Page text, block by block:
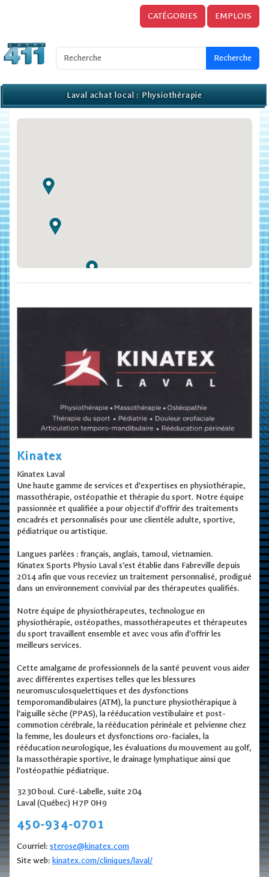
CATÉGORIES EMPLOIS
Laval achat local : Physiothérapie
Kinatex
Kinatex Laval
Une haute gamme de services et d’expertises en physiothérapie,
massothérapie, ostéopathie et thérapie du sport. Notre équipe
passionnée et qualifiée a pour objectif d’offrir des traitements
encadrés et personnalisés pour une clientèle adulte, sportive,
pédiatrique ou artistique.
Langues parlées : français, anglais, tamoul, vietnamien.
Kinatex Sports Physio Laval s’est établie dans Fabreville depuis
2014 afin que vous receviez un traitement personnalisé, prodigué
dans un environnement convivial par des thérapeutes qualifiés.
Notre équipe de physiothérapeutes, technologue en
physiothérapie, ostéopathes, massothérapeutes et thérapeutes
du sport travaillent ensemble et avec vous afin d’offrir les
meilleurs services.
Cette amalgame de professionnels de la santé peuvent vous aider
avec différentes expertises telles que les blessures
neuromusculosquelettiques et des dysfonctions
temporomandibulaires (ATM), la puncture physiothérapique à
l’aiguille sèche (PPAS), la rééducation vestibulaire et post-
commotion cérébrale, la rééducation périnéale et pelvienne chez
la femme, les douleurs et dysfonctions oro-faciales, la
rééducation neurologique, les évaluations du mouvement au golf,
la massothérapie sportive, le drainage lymphatique ainsi que
l’ostéopathie pédiatrique.
3230 boul. Curé-Labelle, suite 204
Laval (Québec) H7P 0H9
450-934-0701
Courriel: sterose@kinatex.com
Site web: kinatex.com/cliniques/laval/